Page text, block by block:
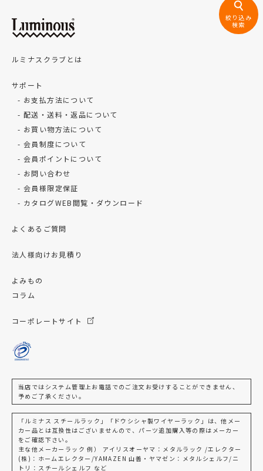
絞り込み
検索
ルミナスクラブとは
サポート
お支払方法について
配送・送料・返品について
お買い物方法について
会員制度について
会員ポイントについて
お問い合わせ
会員様限定保証
カタログWEB閲覧・ダウンロード
よくあるご質問
法人様向けお見積り
よみもの
コラム
コーポレートサイト
当店ではシステム管理上お電話でのご注文お受けすることができません、
予めご了承ください。
「ルミナス スチールラック」「ドウシシャ製ワイヤーラック」は、他メー
カー品とは互換性はございませんので、パーツ追加購入等の際はメーカー
をご確認下さい。
主な他メーカーラック 例） アイリスオーヤマ：メタルラック /エレクター
(株)：ホームエレクター/YAMAZEN 山善・ヤマゼン：メタルシェルフ/ニ
トリ：スチールシェルフ など